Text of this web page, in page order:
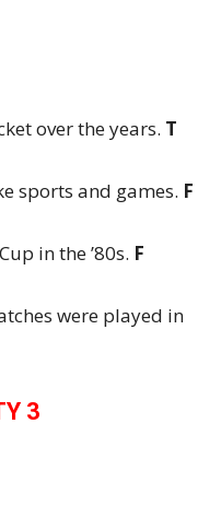
over the years. T
sports and games. F
in the ’80s. F
were played in
3